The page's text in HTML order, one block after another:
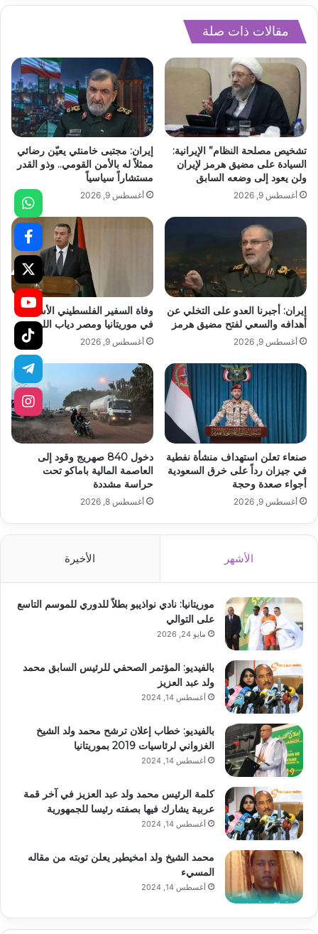
مقالات ذات صلة
تشخيص مصلحة النظام” الإيرانية:
السيادة على مضيق هرمز لإيران
ولن يعود إلى وضعه السابق
أغسطس 9, 2026
إيران: مجتبى خامنئي يعيّن رضائي
ممثلاً له بالأمن القومي.. وذو القدر
مستشاراً سياسياً
أغسطس 9, 2026
إيران: أجبرنا العدو على التخلي عن
أهدافه والسعي لفتح مضيق هرمز
أغسطس 9, 2026
وفاة السفير الفلسطيني الأسبق
في موريتانيا ومصر دياب اللوح
أغسطس 9, 2026
صنعاء تعلن استهداف منشأة نفطية
في جيزان رداً على خرق السعودية
أجواء صعدة وحجة
أغسطس 9, 2026
دخول 840 صهريج وقود إلى
العاصمة المالية باماكو تحت
حراسة مشددة
أغسطس 8, 2026
الأشهر الأخيرة
موريتانيا: نادي نواذيبو بطلاً للدوري للموسم التاسع
على التوالي
مايو 24, 2026
بالفيديو: المؤتمر الصحفي للرئيس السابق محمد
ولد عبد العزيز
أغسطس 14, 2024
بالفيديو: خطاب إعلان ترشح محمد ولد الشيخ
الغزواني لرئاسيات 2019 بموريتانيا
أغسطس 14, 2024
كلمة الرئيس محمد ولد عبد العزيز في آخر قمة
عربية يشارك فيها بصفته رئيسا للجمهورية
أغسطس 14, 2024
محمد الشيخ ولد امخيطير يعلن توبته من مقاله
المسيء
أغسطس 14, 2024